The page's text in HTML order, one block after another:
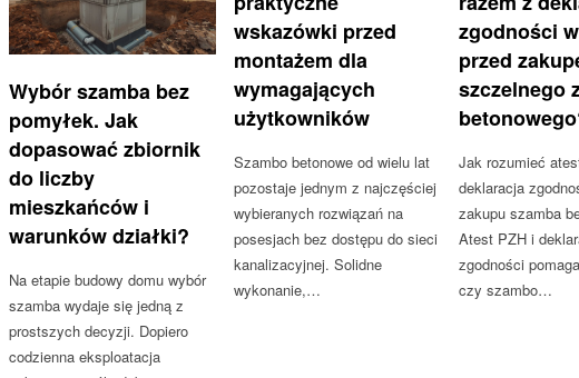
Wybór szamba bez
pomyłek. Jak
dopasować zbiornik
do liczby
mieszkańców i
warunków działki?
Na etapie budowy domu wybór
szamba wydaje się jedną z
prostszych decyzji. Dopiero
codzienna eksploatacja
wskazówki przed
montażem dla
wymagających
użytkowników
Szambo betonowe od wielu lat
pozostaje jednym z najczęściej
wybieranych rozwiązań na
posesjach bez dostępu do sieci
kanalizacyjnej. Solidne
wykonanie,…
zgodności
przed
szczelnego
Jak rozumieć
deklaracja
zakupu szamba
Atest PZH i
zgodności
czy szambo…